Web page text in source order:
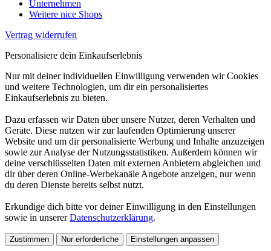
Unternehmen
Weitere nice Shops
Vertrag widerrufen
Personalisiere dein Einkaufserlebnis
Nur mit deiner individuellen Einwilligung verwenden wir Cookies
und weitere Technologien, um dir ein personalisiertes
Einkaufserlebnis zu bieten.
Dazu erfassen wir Daten über unsere Nutzer, deren Verhalten und
Geräte. Diese nutzen wir zur laufenden Optimierung unserer
Website und um dir personalisierte Werbung und Inhalte anzuzeigen
sowie zur Analyse der Nutzungsstatistiken. Außerdem können wir
deine verschlüsselten Daten mit externen Anbietern abgleichen und
dir über deren Online-Werbekanäle Angebote anzeigen, nur wenn
du deren Dienste bereits selbst nutzt.
Erkundige dich bitte vor deiner Einwilligung in den Einstellungen
sowie in unsererDatenschutzerklärung.
Zustimmen Nur erforderliche Einstellungen anpassen